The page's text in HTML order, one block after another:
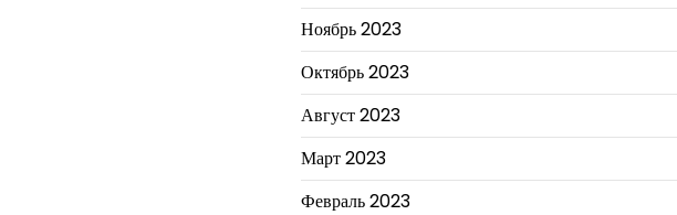
Ноябрь 2023
Октябрь 2023
Август 2023
Март 2023
Февраль 2023